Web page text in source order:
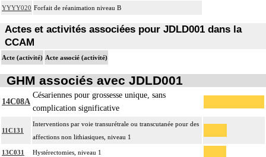
YYYY020 Forfait de réanimation niveau B
Actes et activités associées pour JDLD001 dans la
CCAM
Acte (activité) Acte associé (activité)
GHM associés avec JDLD001
14C08A
Césariennes pour grossesse unique, sans
complication significative
11C131
Interventions par voie transurétrale ou transcutanée pour des
affections non lithiasiques, niveau 1
13C031 Hystérectomies, niveau 1